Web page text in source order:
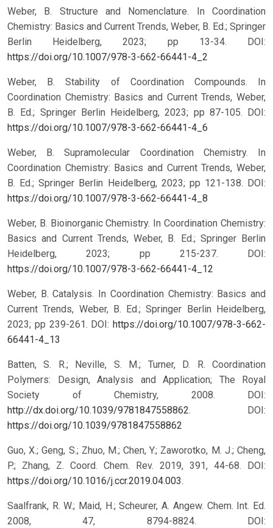
Weber, B. Structure and Nomenclature. In Coordination
Chemistry: Basics and Current Trends, Weber, B. Ed.; Springer
Berlin Heidelberg, 2023; pp 13-34. DOI:
https://doi.org/10.1007/978-3-662-66441-4_2
Weber, B. Stability of Coordination Compounds. In
Coordination Chemistry: Basics and Current Trends, Weber,
B. Ed.; Springer Berlin Heidelberg, 2023; pp 87-105. DOI:
https://doi.org/10.1007/978-3-662-66441-4_6
Weber, B. Supramolecular Coordination Chemistry. In
Coordination Chemistry: Basics and Current Trends, Weber,
B. Ed.; Springer Berlin Heidelberg, 2023; pp 121-138. DOI:
https://doi.org/10.1007/978-3-662-66441-4_8
Weber, B. Bioinorganic Chemistry. In Coordination Chemistry:
Basics and Current Trends, Weber, B. Ed.; Springer Berlin
Heidelberg, 2023; pp 215-237. DOI:
https://doi.org/10.1007/978-3-662-66441-4_12
Weber, B. Catalysis. In Coordination Chemistry: Basics and
Current Trends, Weber, B. Ed.; Springer Berlin Heidelberg,
2023; pp 239-261. DOI: https://doi.org/10.1007/978-3-662-
66441-4_13
Batten, S. R.; Neville, S. M.; Turner, D. R. Coordination
Polymers: Design, Analysis and Application; The Royal
Society of Chemistry, 2008. DOI:
http://dx.doi.org/10.1039/9781847558862. DOI:
https://doi.org/10.1039/9781847558862
Guo, X.; Geng, S.; Zhuo, M.; Chen, Y.; Zaworotko, M. J.; Cheng,
P.; Zhang, Z. Coord. Chem. Rev. 2019, 391, 44-68. DOI:
https://doi.org/10.1016/j.ccr.2019.04.003.
Saalfrank, R. W.; Maid, H.; Scheurer, A. Angew. Chem. Int. Ed.
2008, 47, 8794-8824. DOI: